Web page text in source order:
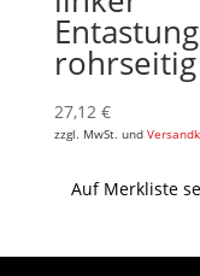
27,12 €
zzgl. MwSt. und
Auf Merkliste